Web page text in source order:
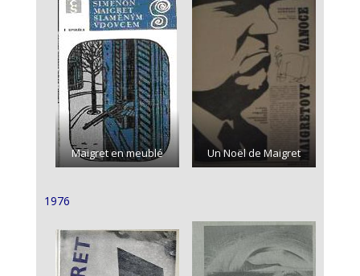
Maigret en meublé Un Noël de Maigret
1976